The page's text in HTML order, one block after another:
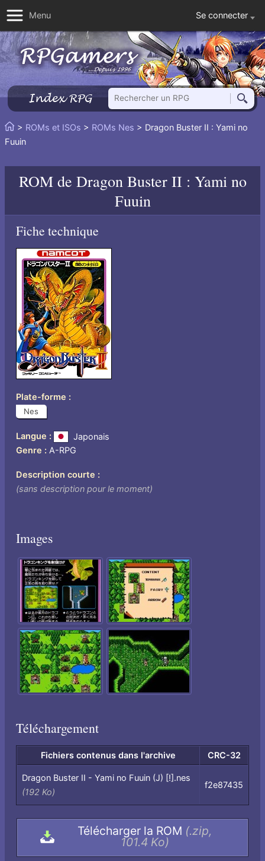
Menu Se connecter
Index RPG
Rechercher un RPG
Vous
êtes
> ROMs et ISOs > ROMs Nes > Dragon Buster II : Yami no
Fuuin
ROM de Dragon Buster II : Yami no
Fuuin
Fiche technique
Plate-forme
Nes
Langue
Japonais
Genre
A-RPG
Description courte
(sans description pour le moment)
Images
Téléchargement
Fichiers
contenus
Fichiers contenus dans l'archive CRC-32
Dragon Buster II - Yami no Fuuin (J) [!].nes
(192 Ko)
f2e87435
Télécharger la ROM (.zip,
101.4 Ko)